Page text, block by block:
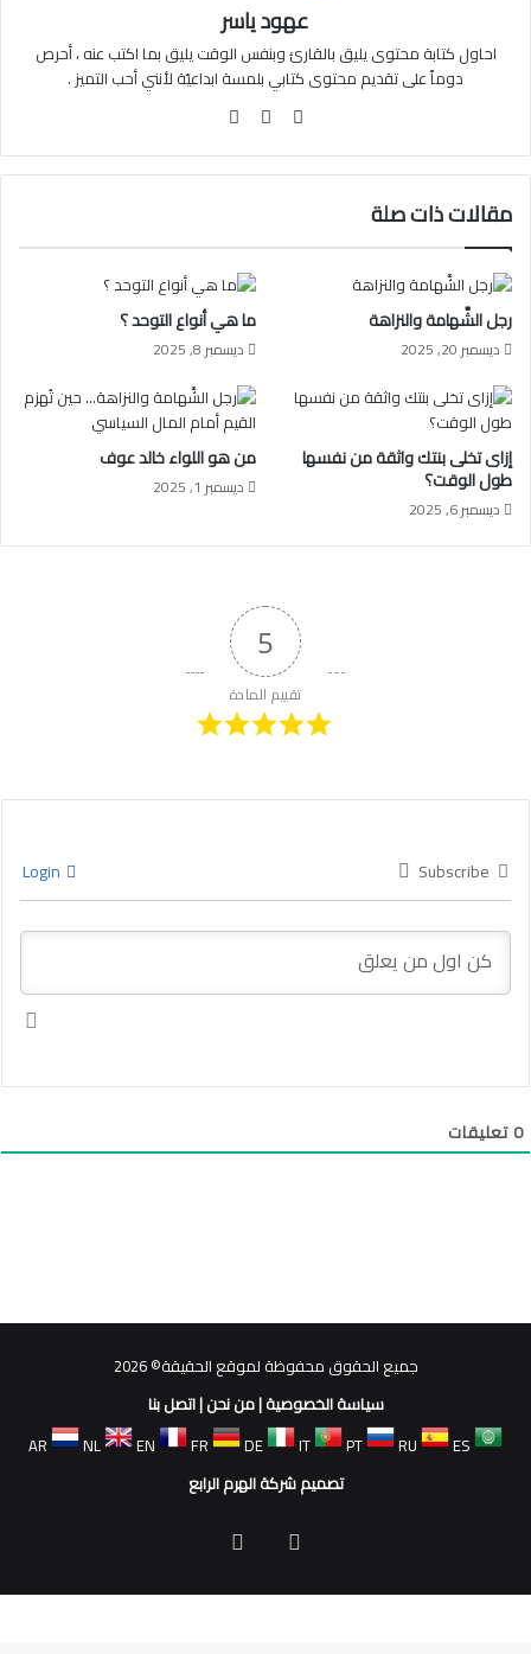
عهود ياسر
احاول كتابة محتوى يليق بالقارئ وبنفس الوقت يليق بما اكتب عنه ، أحرص
دوماً على تقديم محتوى كتابي بلمسة ابداعيّة لأنني أحب التميز .
فيسبوكانستقرام
مقالات ذات صلة
رجل الشَّهامة والنزاهة
ديسمبر 20, 2025
ما هي أنواع التوحد ؟
ديسمبر 8, 2025
إزاى تخلى بنتك واثقة من نفسها
طول الوقت؟
ديسمبر 6, 2025
من هو اللواء خالد عوف
ديسمبر 1, 2025
5
تقييم المادة
Subscribe
0تعليقات
جميع الحقوق محفوظة لموقع الحقيقة© 2026
سياسة الخصوصية|من نحن|اتصل بنا
AR
NL EN FR DE IT PT RU
ES
تصميم شركة الهرم الرابع
فيسبوك
الموقع